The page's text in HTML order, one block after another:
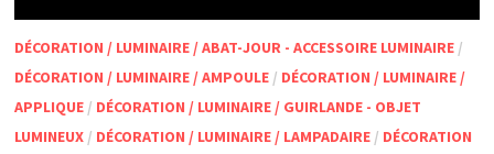
DÉCORATION / LUMINAIRE / ABAT-JOUR - ACCESSOIRE LUMINAIRE/
DÉCORATION / LUMINAIRE / AMPOULE/ DÉCORATION / LUMINAIRE /
APPLIQUE/ DÉCORATION / LUMINAIRE / GUIRLANDE - OBJET
LUMINEUX/ DÉCORATION / LUMINAIRE / LAMPADAIRE/ DÉCORATION